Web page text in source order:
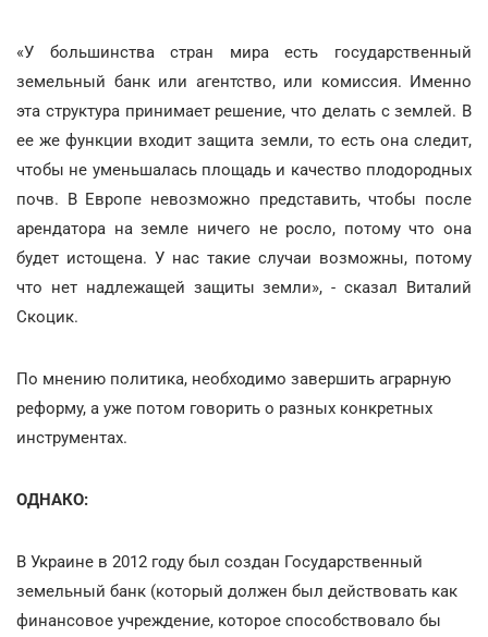
«У большинства стран мира есть государственный
земельный банк или агентство, или комиссия. Именно
эта структура принимает решение, что делать с землей. В
ее же функции входит защита земли, то есть она следит,
чтобы не уменьшалась площадь и качество плодородных
почв. В Европе невозможно представить, чтобы после
арендатора на земле ничего не росло, потому что она
будет истощена. У нас такие случаи возможны, потому
что нет надлежащей защиты земли», - сказал Виталий
Скоцик.
По мнению политика, необходимо завершить аграрную
реформу, а уже потом говорить о разных конкретных
инструментах.
ОДНАКО:
В Украине в 2012 году был создан Государственный
земельный банк (который должен был действовать как
финансовое учреждение, которое способствовало бы